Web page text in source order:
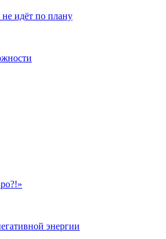
идёт по плану
энергии